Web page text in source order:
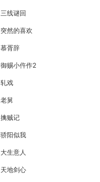
三线谜回
突然的喜欢
慕胥辞
御赐小仵作2
轧戏
老舅
擒贼记
骄阳似我
大生意人
天地剑心